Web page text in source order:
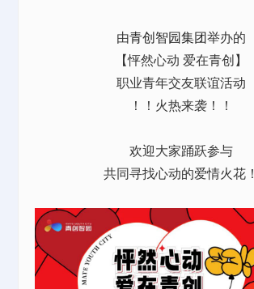
由青创智园集团举办的
【怦然心动 爱在青创】
职业青年交友联谊活动
！！火热来袭！！
欢迎大家踊跃参与
共同寻找心动的爱情火花！